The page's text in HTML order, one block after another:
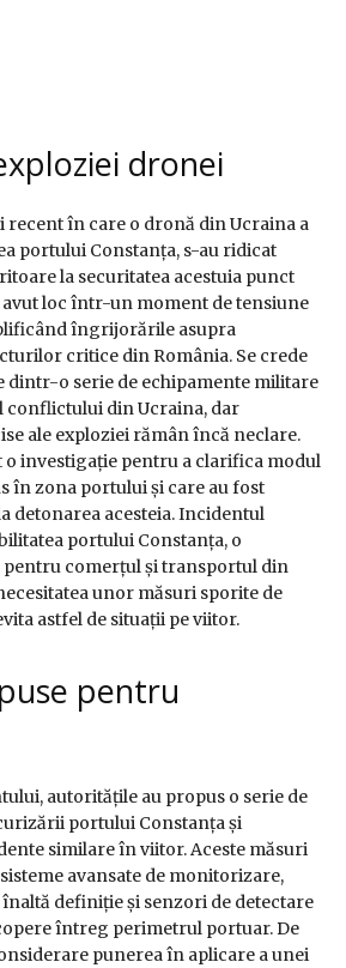
dronei
în care o dronă din Ucraina a
portului Constanța, s-au ridicat
la securitatea acestuia punct
avut loc într-un moment de tensiune
îngrijorările asupra
critice din România. Se crede
dintr-o serie de echipamente militare
conflictului din Ucraina, dar
ale exploziei rămân încă neclare.
investigație pentru a clarifica modul
în zona portului și care au fost
detonarea acesteia. Incidentul
portului Constanța, o
pentru comerțul și transportul din
unor măsuri sporite de
astfel de situații pe viitor.
pentru
autoritățile au propus o serie de
portului Constanța și
similare în viitor. Aceste măsuri
avansate de monitorizare,
definiție și senzori de detectare
întreg perimetrul portuar. De
punerea în aplicare a unei